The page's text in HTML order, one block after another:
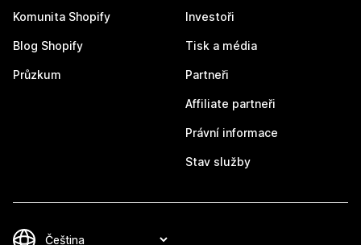
Komunita Shopify
Blog Shopify
Průzkum
Investoři
Tisk a média
Partneři
Affiliate partneři
Právní informace
Stav služby